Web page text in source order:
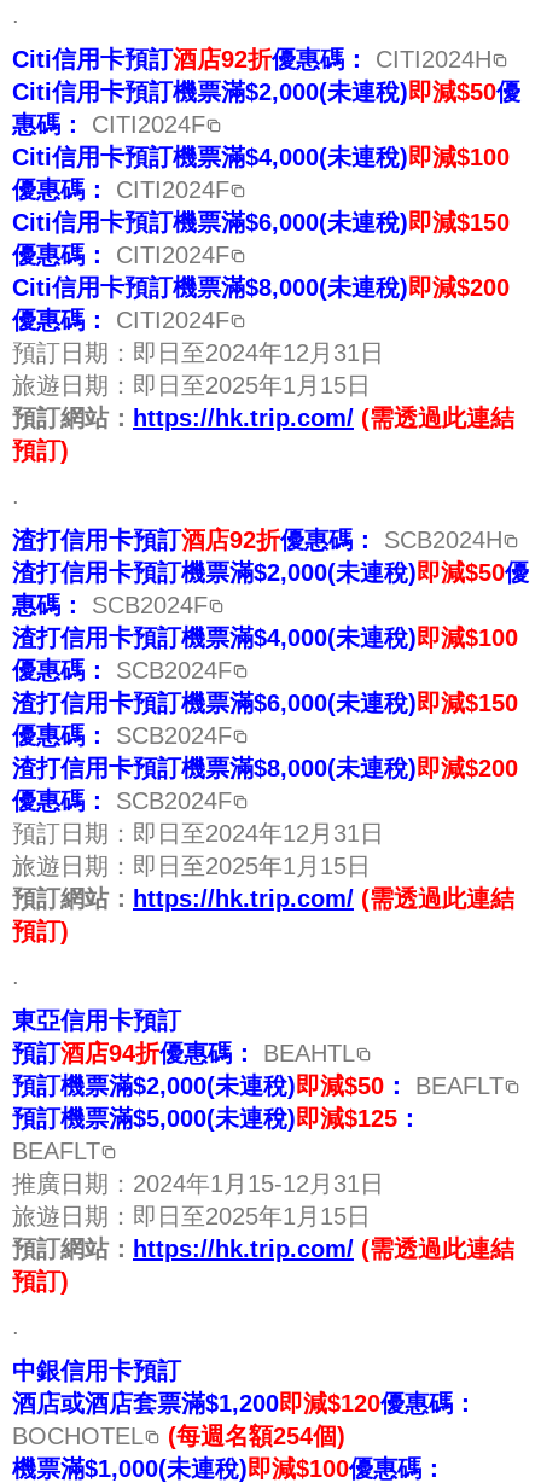
.
Citi信用卡預訂酒店92折優惠碼：
CITI2024H
Citi信用卡預訂機票滿$2,000(未連稅)即減$50優
惠碼：
CITI2024F
Citi信用卡預訂機票滿$4,000(未連稅)即減$100
優惠碼：
CITI2024F
Citi信用卡預訂機票滿$6,000(未連稅)即減$150
優惠碼：
CITI2024F
Citi信用卡預訂機票滿$8,000(未連稅)即減$200
優惠碼：
CITI2024F
預訂日期：即日至2024年12月31日
旅遊日期：即日至2025年1月15日
預訂網站： https://hk.trip.com/ (需透過此連結
預訂)
.
渣打信用卡預訂酒店92折優惠碼：
SCB2024H
渣打信用卡預訂機票滿$2,000(未連稅)即減$50優
惠碼：
SCB2024F
渣打信用卡預訂機票滿$4,000(未連稅)即減$100
優惠碼：
SCB2024F
渣打信用卡預訂機票滿$6,000(未連稅)即減$150
優惠碼：
SCB2024F
渣打信用卡預訂機票滿$8,000(未連稅)即減$200
優惠碼：
SCB2024F
預訂日期：即日至2024年12月31日
旅遊日期：即日至2025年1月15日
預訂網站： https://hk.trip.com/ (需透過此連結
預訂)
.
東亞信用卡預訂
預訂酒店94折優惠碼：
BEAHTL
預訂機票滿$2,000(未連稅)即減$50 ：
BEAFLT
預訂機票滿$5,000(未連稅)即減$125 ：
BEAFLT
推廣日期：2024年1月15-12月31日
旅遊日期：即日至2025年1月15日
預訂網站： https://hk.trip.com/ (需透過此連結
預訂)
.
中銀信用卡預訂
酒店或酒店套票滿$1,200即減$120優惠碼：
BOCHOTEL
(每週名額254個)
機票滿$1,000(未連稅)即減$100優惠碼：